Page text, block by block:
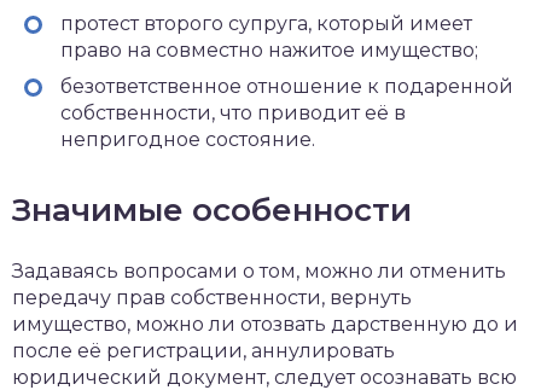
протест второго супруга, который имеет
право на совместно нажитое имущество;
безответственное отношение к подаренной
собственности, что приводит её в
непригодное состояние.
Значимые особенности
Задаваясь вопросами о том, можно ли отменить
передачу прав собственности, вернуть
имущество, можно ли отозвать дарственную до и
после её регистрации, аннулировать
юридический документ, следует осознавать всю